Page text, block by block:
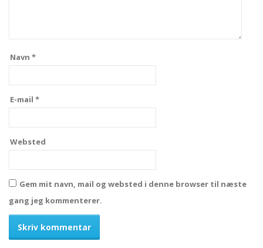
Navn *
E-mail *
Websted
Gem mit navn, mail og websted i denne browser til næste
gang jeg kommenterer.